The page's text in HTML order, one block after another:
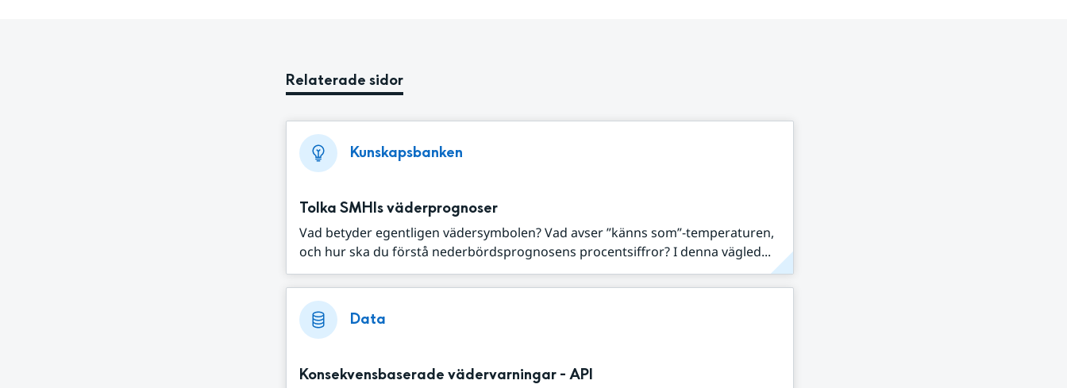
Relaterade sidor
Kunskapsbanken
Tolka SMHIs väderprognoser
Vad betyder egentligen vädersymbolen? Vad avser ”känns som”-temperaturen,
och hur ska du förstå nederbördsprognosens procentsiffror? I denna vägled...
Data
Konsekvensbaserade vädervarningar - API